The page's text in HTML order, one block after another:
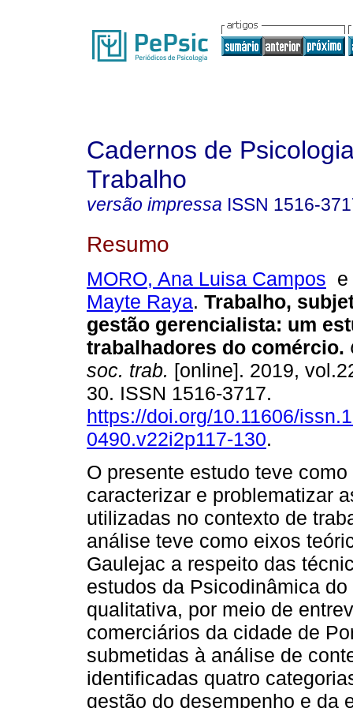
Cadernos de
Trabalho
versão impressa ISSN 1516-
Resumo
MORO, Ana Luisa Campos
Mayte Raya. Trabalho,
gestão gerencialista: um
trabalhadores do comércio.
soc. trab. [online]. 2019,
30. ISSN 1516-3717.
https://doi.org/10.11606/
0490.v22i2p117-130.
O presente estudo teve
caracterizar e problematizar
utilizadas no contexto de
análise teve como eixos
Gaulejac a respeito das
estudos da Psicodinâmica
qualitativa, por meio de
comerciários da cidade de
submetidas à análise de
identificadas quatro
gestão do desempenho e da